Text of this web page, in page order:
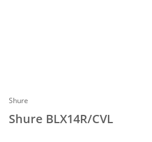
Shure
Shure BLX14R/CVL